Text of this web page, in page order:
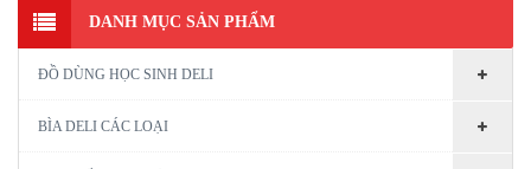
DANH MỤC SẢN PHẨM
ĐỒ DÙNG HỌC SINH DELI
BÌA DELI CÁC LOẠI